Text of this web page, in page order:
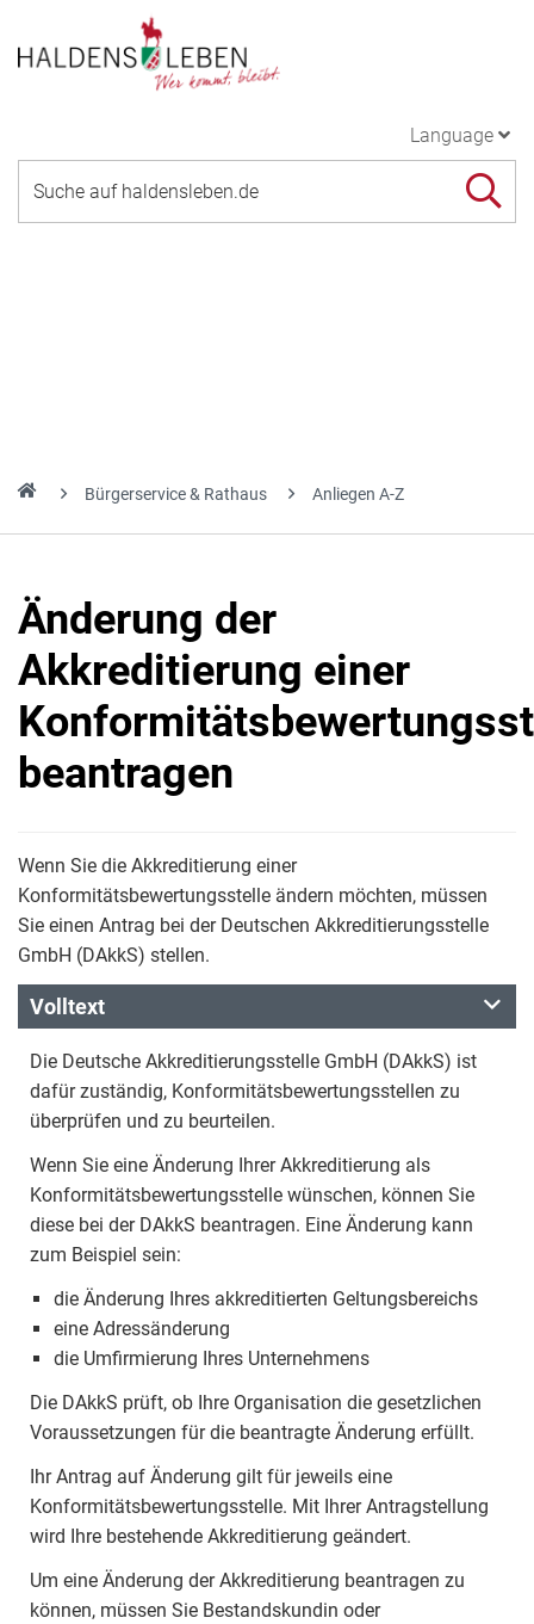
Language
Bürgerservice & Rathaus Anliegen A-Z
Änderung der
Akkreditierung einer
beantragen
Wenn Sie die Akkreditierung einer
Konformitätsbewertungsstelle ändern möchten, müssen
Sie einen Antrag bei der Deutschen Akkreditierungsstelle
GmbH (DAkkS) stellen.
Volltext
Die Deutsche Akkreditierungsstelle GmbH (DAkkS) ist
dafür zuständig, Konformitätsbewertungsstellen zu
überprüfen und zu beurteilen.
Wenn Sie eine Änderung Ihrer Akkreditierung als
Konformitätsbewertungsstelle wünschen, können Sie
diese bei der DAkkS beantragen. Eine Änderung kann
zum Beispiel sein:
die Änderung Ihres akkreditierten Geltungsbereichs
eine Adressänderung
die Umfirmierung Ihres Unternehmens
Die DAkkS prüft, ob Ihre Organisation die gesetzlichen
Voraussetzungen für die beantragte Änderung erfüllt.
Ihr Antrag auf Änderung gilt für jeweils eine
Konformitätsbewertungsstelle. Mit Ihrer Antragstellung
wird Ihre bestehende Akkreditierung geändert.
Um eine Änderung der Akkreditierung beantragen zu
können, müssen Sie Bestandskundin oder